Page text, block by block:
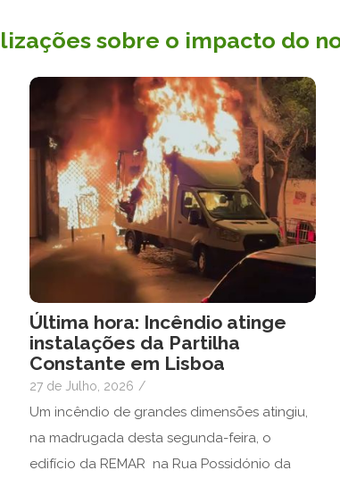
sobre o impacto do
Última hora: Incêndio atinge
instalações da Partilha
Constante em Lisboa
27 de Julho, 2026 /
Um incêndio de grandes dimensões atingiu,
na madrugada desta segunda-feira, o
edifício da REMAR na Rua Possidónio da